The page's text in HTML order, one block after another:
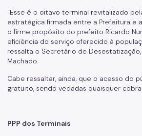
“Esse é o oitavo terminal revitalizado
estratégica firmada entre a Prefeitura e
o firme propósito do prefeito Ricardo
eficiência do serviço oferecido à
ressalta o Secretário de Desestatização,
Machado.
Cabe ressaltar, ainda, que o acesso do
gratuito, sendo vedadas quaisquer
PPP dos Terminais